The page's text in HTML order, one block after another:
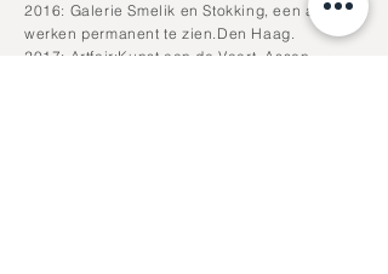
2016: Galerie Smelik en Stokking, een aantal
werken permanent te zien.Den Haag.
2017: Artfair:Kunst aan de Vaart, Assen.